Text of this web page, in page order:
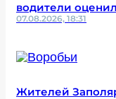
водители
07.08.2026, 18:31
Жителей